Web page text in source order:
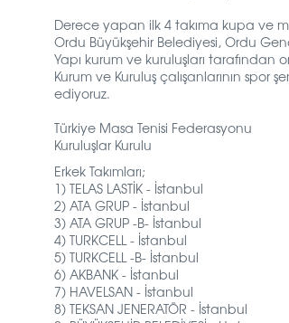
Derece yapan ilk 4 takıma kupa ve
Ordu Büyükşehir Belediyesi, Ordu
Yapı kurum ve kuruluşları
Kurum ve Kuruluş çalışanlarının
ediyoruz.
Türkiye Masa Tenisi Federasyonu
Kuruluşlar Kurulu
Erkek Takımları;
1) TELAS LASTİK - İstanbul
2) ATA GRUP - İstanbul
3) ATA GRUP -B- İstanbul
4) TURKCELL - İstanbul
5) TURKCELL -B- İstanbul
6) AKBANK - İstanbul
7) HAVELSAN - İstanbul
8) TEKSAN JENERATÖR - İstanbul